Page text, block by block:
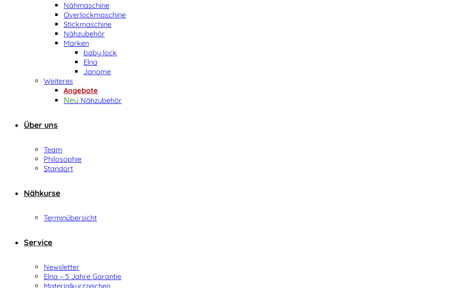
Nähmaschine
Overlockmaschine
Stickmaschine
Nähzubehör
Marken
baby lock
Elna
Janome
Weiteres
Angebote
Nähzubehör
Über uns
Team
Philosophie
Standort
Nähkurse
Terminübersicht
Service
Newsletter
Elna – 5 Jahre Garantie
Materialkurzzeichen